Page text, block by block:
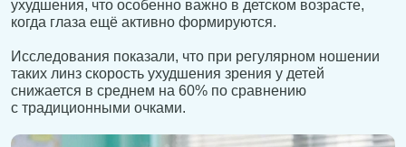
ухудшения, что особенно важно в детском возрасте,
когда глаза ещё активно формируются.
Исследования показали, что при регулярном ношении
таких линз скорость ухудшения зрения у детей
снижается в среднем на 60% по сравнению
с традиционными очками.